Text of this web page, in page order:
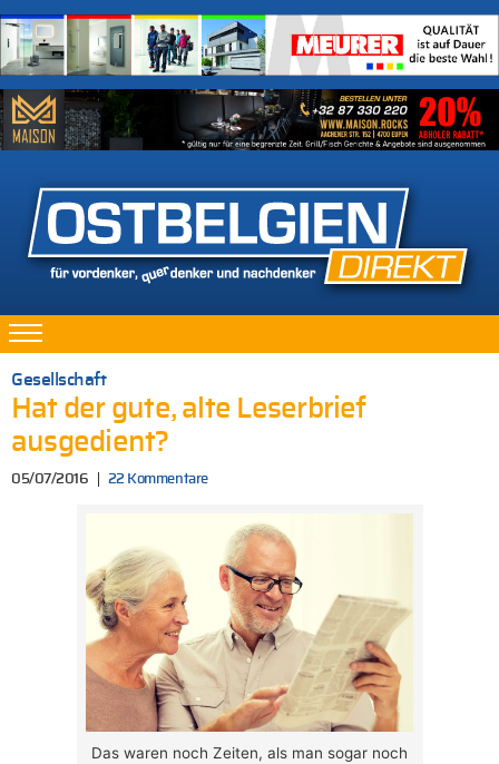
Gesellschaft
Hat der gute, alte Leserbrief
ausgedient?
05/07/2016 22 Kommentare
Das waren noch Zeiten, als man sogar noch